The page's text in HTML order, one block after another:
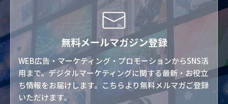
無料メールマガジン登録
WEB広告・マーケティング・プロモーションからSNS活
用まで。デジタルマーケティングに関する最新・お役立
ち情報をお届けします。こちらより無料メルマガご登録
いただけます。